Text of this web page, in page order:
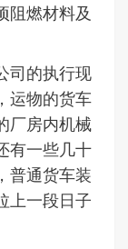
阻燃材料及
司的执行现
运物的货车
厂房内机械
有一些几十
普通货车装
上一段日子